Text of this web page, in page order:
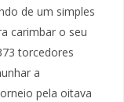
de um simples
carimbar o seu
torcedores
a
pela oitava